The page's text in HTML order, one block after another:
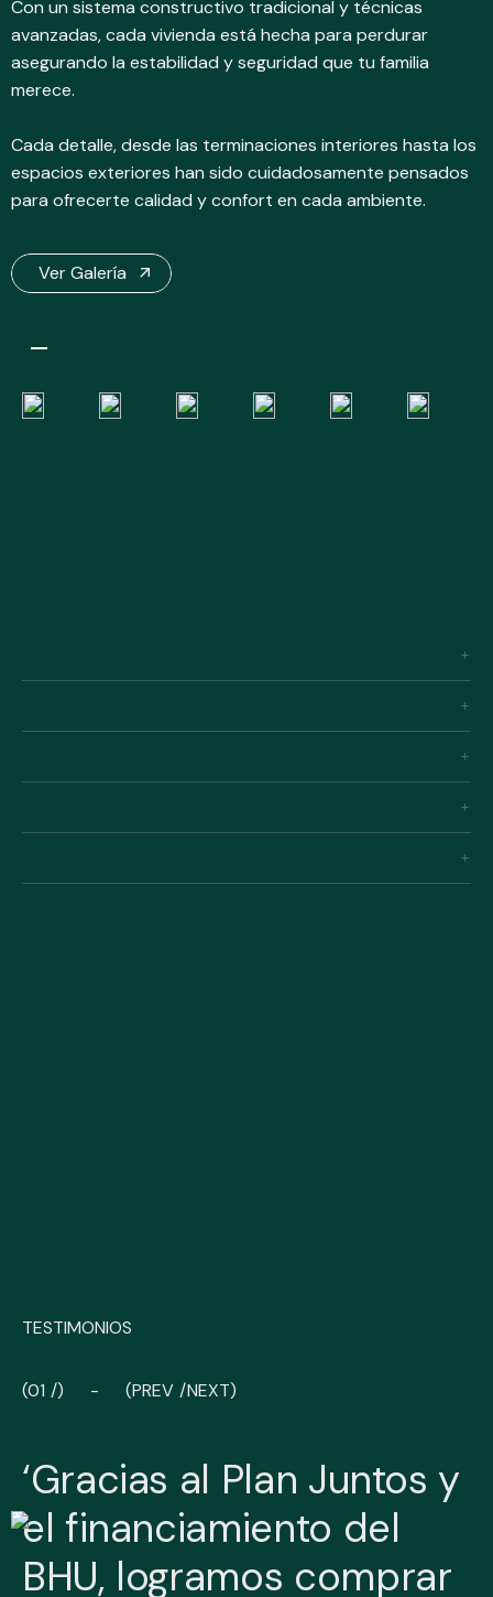
Con un sistema constructivo tradicional y técnicas
avanzadas, cada vivienda está hecha para perdurar
asegurando la estabilidad y seguridad que tu familia
merece.
Cada detalle, desde las terminaciones interiores hasta los
espacios exteriores han sido cuidadosamente pensados
para ofrecerte calidad y confort en cada ambiente.
Ver Galería
TESTIMONIOS
01 PREV NEXT
‘Gracias al Plan Juntos y
el financiamiento del
BHU, logramos comprar